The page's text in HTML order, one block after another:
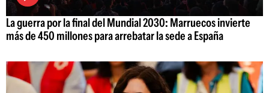
La guerra por la final del Mundial 2030: Marruecos invierte
más de 450 millones para arrebatar la sede a España